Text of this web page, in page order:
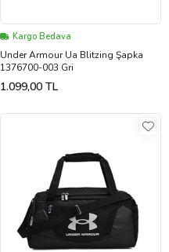
Kargo Bedava
Under Armour Ua Blitzing Şapka
1376700-003 Gri
1.099,00 TL